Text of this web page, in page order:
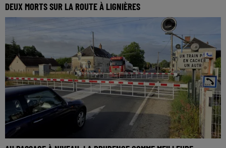
DEUX MORTS SUR LA ROUTE À LIGNIÈRES